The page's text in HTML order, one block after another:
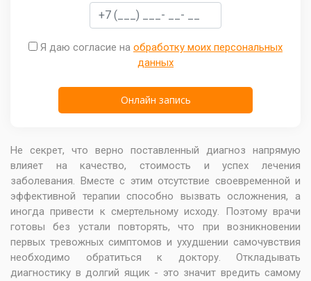
Я даю согласие на обработку моих персональных
данных
Не секрет, что верно поставленный диагноз напрямую
влияет на качество, стоимость и успех лечения
заболевания. Вместе с этим отсутствие своевременной и
эффективной терапии способно вызвать осложнения, а
иногда привести к смертельному исходу. Поэтому врачи
готовы без устали повторять, что при возникновении
первых тревожных симптомов и ухудшении самочувствия
необходимо обратиться к доктору. Откладывать
диагностику в долгий ящик - это значит вредить самому